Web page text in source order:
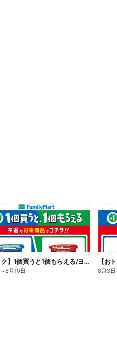
【おトク】1個買うと1個もらえる/ヨーグルト
～8月10日
【お
8月3日